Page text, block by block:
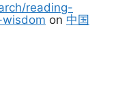
reading-
on 中国